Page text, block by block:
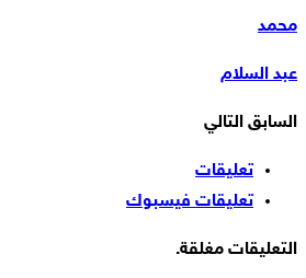
محمد
عبد السلام
السابق التالي
تعليقات
تعليقات فيسبوك
التعليقات مغلقة.